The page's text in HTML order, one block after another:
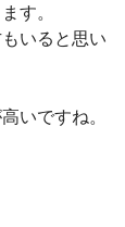
す。
いると思い
いですね。